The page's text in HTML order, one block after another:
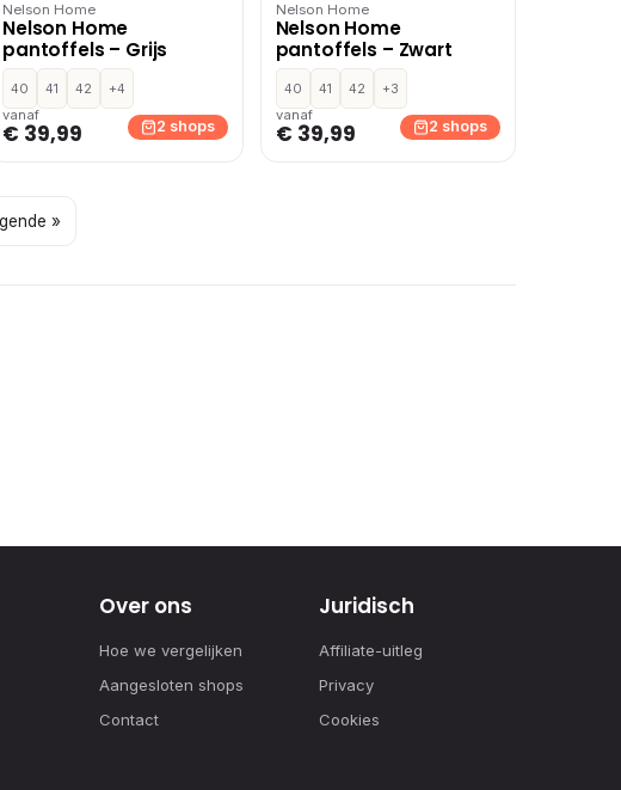
Nelson Home
Nelson Home
pantoffels – Grijs
40 41 42
+4
vanaf
€ 39,99 2 shops
Nelson Home
Nelson Home
pantoffels – Zwart
40 41 42
+3
vanaf
€ 39,99 2 shops
»
Over ons
Hoe we vergelijken
Aangesloten shops
Contact
Juridisch
Affiliate-uitleg
Privacy
Cookies